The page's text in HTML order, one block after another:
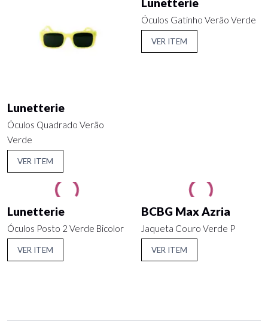
Lunetterie
Óculos Quadrado Verão
Verde
VER ITEM
Lunetterie
Óculos Gatinho Verão Verde
VER ITEM
Lunetterie
Óculos Posto 2 Verde Bicolor
VER ITEM
BCBG Max Azria
Jaqueta Couro Verde P
VER ITEM